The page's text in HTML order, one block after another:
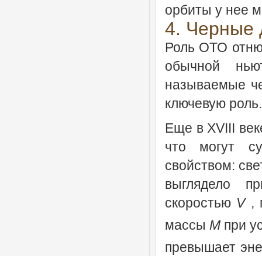
орбиты у нее
4. Черные
Роль ОТО
обычной
называемые
ключевую
Еще в XVIII
что могут
свойством:
выглядело
скоростью V,
массы M при
превышает